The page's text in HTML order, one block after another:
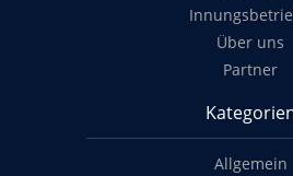
Über uns
Partner
Allgemein